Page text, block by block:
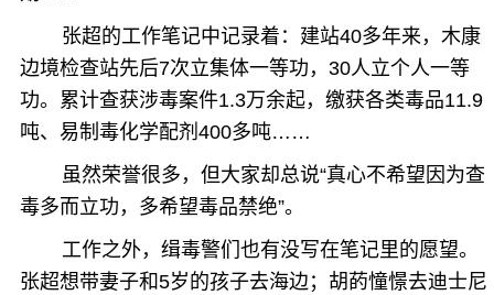
张超的工作笔记中记录着：建站40多年来，木康
边境检查站先后7次立集体一等功，30人立个人一等
功。累计查获涉毒案件1.3万余起，缴获各类毒品11.9
吨、易制毒化学配剂400多吨……
虽然荣誉很多，但大家却总说“真心不希望因为查
毒多而立功，多希望毒品禁绝”。
工作之外，缉毒警们也有没写在笔记里的愿望。
张超想带妻子和5岁的孩子去海边；胡菂憧憬去迪士尼